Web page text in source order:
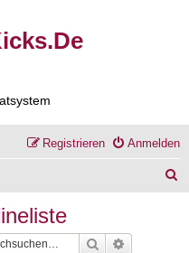
Anmelden
Registrieren
Suche